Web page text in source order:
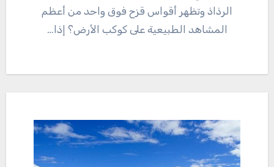
الرذاذ وتظهر أقواس قزح فوق واحد من أعظم
المشاهد الطبيعية على كوكب الأرض؟ إذا…